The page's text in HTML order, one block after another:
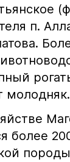
п.
молодняк.
более